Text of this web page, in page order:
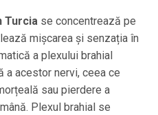
Turciase concentrează pe
mișcarea și senzația în
a plexului brahial
a acestor nervi, ceea ce
sau pierdere a
Plexul brahial se